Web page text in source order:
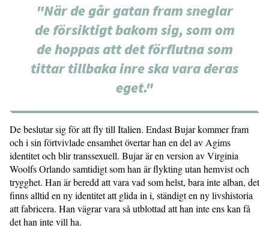
"När de går gatan fram sneglar
de försiktigt bakom sig, som om
de hoppas att det förflutna som
tittar tillbaka inre ska vara deras
eget."
De beslutar sig för att fly till Italien. Endast Bujar kommer fram
och i sin förtvivlade ensamhet övertar han en del av Agims
identitet och blir transsexuell. Bujar är en version av Virginia
Woolfs Orlando samtidigt som han är flykting utan hemvist och
trygghet. Han är beredd att vara vad som helst, bara inte alban, det
finns alltid en ny identitet att glida in i, ständigt en ny livshistoria
att fabricera. Han vägrar vara så utblottad att han inte ens kan få
det han inte vill ha.